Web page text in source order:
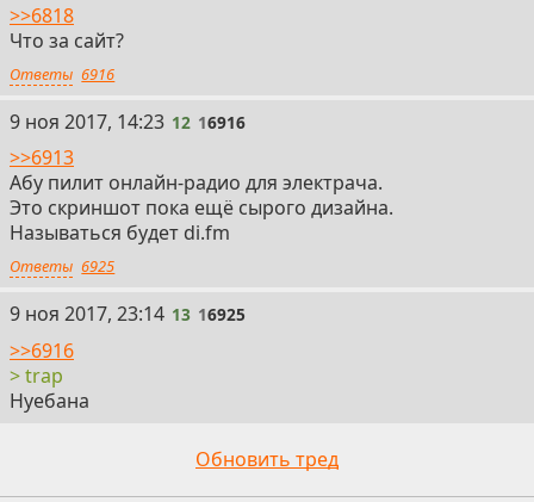
>>6818
Что за сайт?
Ответы 6916
12
9 ноя 2017, 14:23 12 16916
>>6913
Абу пилит онлайн-радио для электрача.
Это скриншот пока ещё сырого дизайна.
Называться будет di.fm
Ответы 6925
13
9 ноя 2017, 23:14 13 16925
>>6916
> trap
Нуебана
Обновить тред